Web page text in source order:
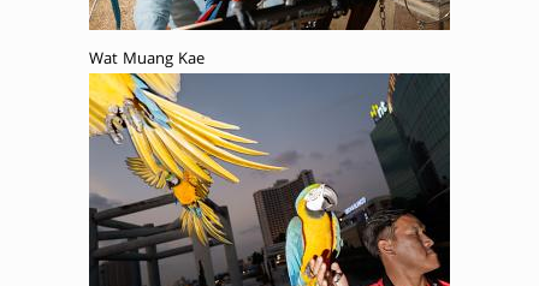
Wat Muang Kae